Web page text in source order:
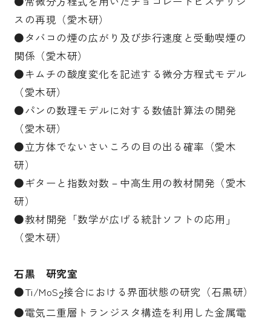
スの再現（愛木研）
●タバコの煙の広がり及び歩行速度と受動喫煙の
関係（愛木研）
●キムチの酸度変化を記述する微分方程式モデル
（愛木研）
●パンの数理モデルに対する数値計算法の開発
（愛木研）
●立方体でないさいころの目の出る確率（愛木
研）
●ギターと指数対数－中高生用の教材開発（愛木
研）
●教材開発「数学が広げる統計ソフトの応用」
（愛木研）
石黒 研究室
●Ti/MoS2接合における界面状態の研究（石黒研）
●電気二重層トランジスタ構造を利用した金属電